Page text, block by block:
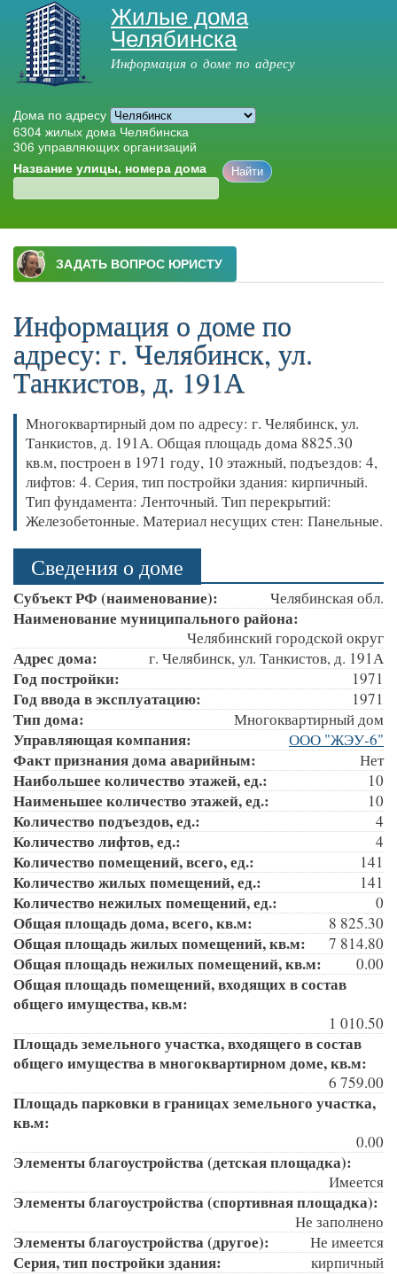
Перейти к
основному
содержанию
Жилые дома
Челябинска
Информация о доме по адресу
Дома по адресу
6304 жилых дома Челябинска
306 управляющих организаций
Название улицы, номера дома
Главное меню
Информация о доме по
адресу: г. Челябинск, ул.
Танкистов, д. 191А
Многоквартирный дом по адресу: г. Челябинск, ул.
Танкистов, д. 191А. Общая площадь дома 8825.30
кв.м, построен в 1971 году, 10 этажный, подъездов: 4,
лифтов: 4. Серия, тип постройки здания: кирпичный.
Тип фундамента: Ленточный. Тип перекрытий:
Железобетонные. Материал несущих стен: Панельные.
Сведения о доме
Субъект РФ (наименование): Челябинская обл.
Наименование муниципального района:
Челябинский городской округ
Адрес дома: г. Челябинск, ул. Танкистов, д. 191А
Год постройки: 1971
Год ввода в эксплуатацию: 1971
Тип дома: Многоквартирный дом
Управляющая компания: ООО "ЖЭУ-6"
Факт признания дома аварийным: Нет
Наибольшее количество этажей, ед.: 10
Наименьшее количество этажей, ед.: 10
Количество подъездов, ед.: 4
Количество лифтов, ед.: 4
Количество помещений, всего, ед.: 141
Количество жилых помещений, ед.: 141
Количество нежилых помещений, ед.: 0
Общая площадь дома, всего, кв.м: 8 825.30
Общая площадь жилых помещений, кв.м: 7 814.80
Общая площадь нежилых помещений, кв.м: 0.00
Общая площадь помещений, входящих в состав
общего имущества, кв.м:
1 010.50
Площадь земельного участка, входящего в состав
общего имущества в многоквартирном доме, кв.м:
6 759.00
Площадь парковки в границах земельного участка,
кв.м:
0.00
Элементы благоустройства (детская площадка):
Имеется
Элементы благоустройства (спортивная площадка):
Не заполнено
Элементы благоустройства (другое): Не имеется
Серия, тип постройки здания: кирпичный